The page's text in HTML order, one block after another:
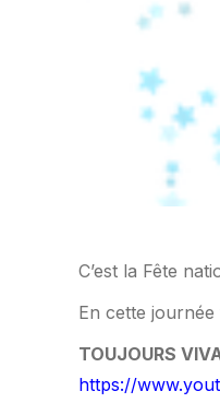
C’est la Fête
En cette
TOUJOURS
https://